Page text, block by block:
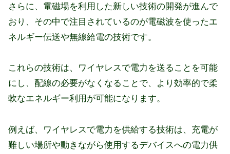
さらに、電磁場を利用した新しい技術の開発が進んで
おり、その中で注目されているのが電磁波を使ったエ
ネルギー伝送や無線給電の技術です。
これらの技術は、ワイヤレスで電力を送ることを可能
にし、配線の必要がなくなることで、より効率的で柔
軟なエネルギー利用が可能になります。
例えば、ワイヤレスで電力を供給する技術は、充電が
難しい場所や動きながら使用するデバイスへの電力供